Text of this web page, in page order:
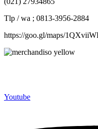
Tlp / wa ; 0813-3956-2884
https://goo.gl/maps/
Youtube